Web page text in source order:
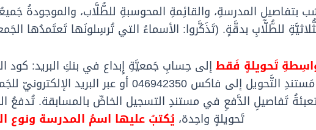
بتفاصيلِ المدرسةِ، والقائِمةِ المحوسبةِ للطُّلَّاب، والموجودةُ
للطُّلَّابِ بدقَّةٍ. (تَذَكَّروا: الأسماءُ التي تُرسِلونَها تَعتَمدُها
تَحويلةٍ فَقط
046942350 أو عبر البريد الإلكترونيّ للجَمعيَّة
تَحويلةٍ واحِدة، يُكتبُ عليها اسمُ المدرسة ونوع